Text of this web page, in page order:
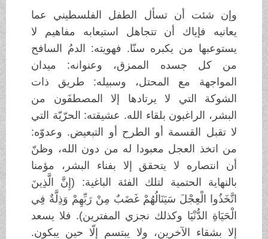
وإن شئت أن تسأل الطفل الفلسطيني عما
يعانيه فإياك أن تتجاهل استيعابه مفاهيم لا
يستوعبها من يكبره سنّا. فهويته: الدمُ السافح
من كل جسده الممزق، وعنوانه: ميدان
المواجهة مع المحتل، وسبيله: طريق ذات
الشوكة التي لا يرتادها إلا المصطفَون من
البشر، الراغبون بلقاء الله. عشيقته: الحرّيّة التي
لا تقبل القسمة أو الطرح أو التبعيض. وعدوّه:
من اتخذ العجل معبودا له من دون الله، وظنّ
أن انتصاره لا يتحقق إلا بفناء البشر، مؤمنا
بالنهاية الحتمية لتلك الفئة الباغية: (إِنَّ الَّذِينَ
اتَّخَذُوا الْعِجْلَ سَيَنَالُهُمْ غَضَبٌ مِنْ رَبِّهِمْ وَذِلَّةٌ فِي
الْحَيَاةِ الدُّنْيَا وكذلك نجزي المفترين). فلا يسعد
إلا بشقاء الآخرين، ولا يبتسم إلّا حين يبكون.